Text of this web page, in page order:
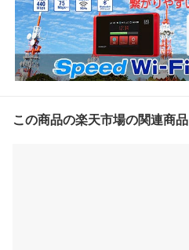
この商品の楽天市場の関連商品